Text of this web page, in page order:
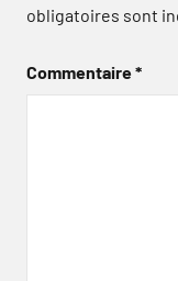
obligatoires sont
Commentaire*